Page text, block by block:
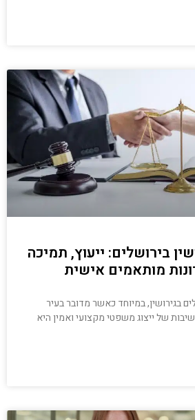
בירושלים: ייעוץ, תמיכה
מותאמים אישית
בגירושין, במיוחד כאשר מדובר בעיר
של ייצוג משפטי מקצועי ואמין היא